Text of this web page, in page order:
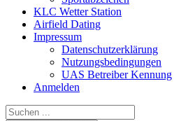
KLC Wetter Station
Airfield Dating
Impressum
Datenschutzerklärung
Nutzungsbedingungen
UAS Betreiber Kennung
Anmelden